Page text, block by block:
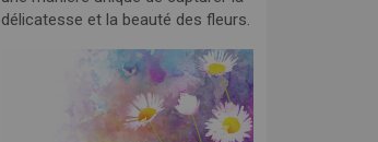
délicatesse et la beauté des fleurs.